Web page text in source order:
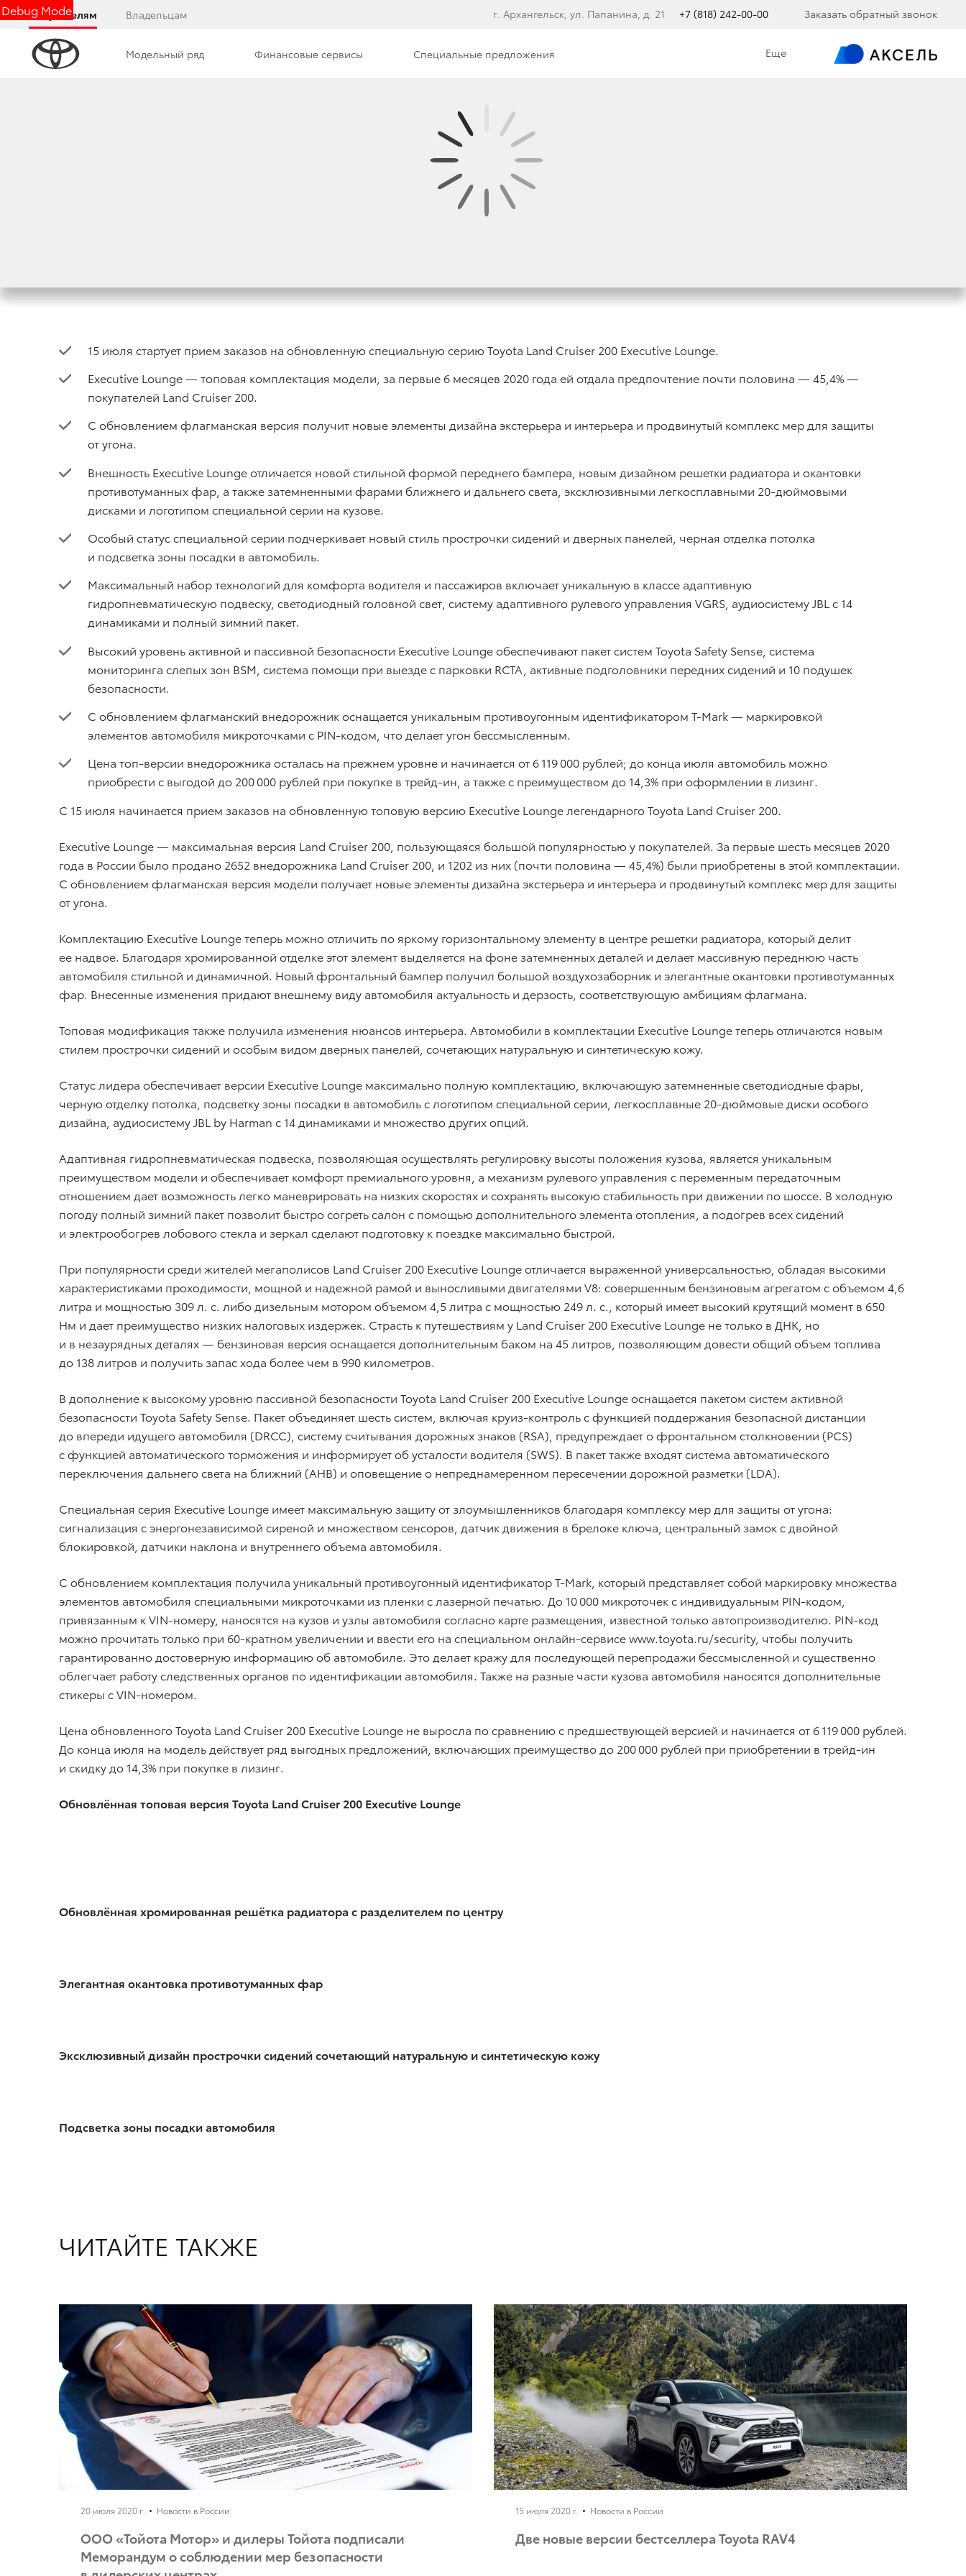
Debug Mode
Покупателям Владельцам г. Архангельск, ул. Папанина, д. 21 +7 (818) 242-00-00 Заказать обратный звонок
Модельный ряд Финансовые сервисы Специальные предложения Еще
ОБНОВЛЕННАЯ ВЕРСИЯ TOYOTA LAND CRUISER 200
15 июля стартует прием заказов на обновленную специальную серию Toyota Land Cruiser 200 Executive Lounge.
Executive Lounge — топовая комплектация модели, за первые 6 месяцев 2020 года ей отдала предпочтение почти половина — 45,4% —
покупателей Land Cruiser 200.
С обновлением флагманская версия получит новые элементы дизайна экстерьера и интерьера и продвинутый комплекс мер для защиты
от угона.
Внешность Executive Lounge отличается новой стильной формой переднего бампера, новым дизайном решетки радиатора и окантовки
противотуманных фар, а также затемненными фарами ближнего и дальнего света, эксклюзивными легкосплавными 20-дюймовыми
дисками и логотипом специальной серии на кузове.
Особый статус специальной серии подчеркивает новый стиль прострочки сидений и дверных панелей, черная отделка потолка
и подсветка зоны посадки в автомобиль.
Максимальный набор технологий для комфорта водителя и пассажиров включает уникальную в классе адаптивную
гидропневматическую подвеску, светодиодный головной свет, систему адаптивного рулевого управления VGRS, аудиосистему JBL с 14
динамиками и полный зимний пакет.
Высокий уровень активной и пассивной безопасности Executive Lounge обеспечивают пакет систем Toyota Safety Sense, система
мониторинга слепых зон BSM, система помощи при выезде с парковки RCTA, активные подголовники передних сидений и 10 подушек
безопасности.
С обновлением флагманский внедорожник оснащается уникальным противоугонным идентификатором T-Mark — маркировкой
элементов автомобиля микроточками с PIN-кодом, что делает угон бессмысленным.
Цена топ-версии внедорожника осталась на прежнем уровне и начинается от 6 119 000 рублей; до конца июля автомобиль можно
приобрести с выгодой до 200 000 рублей при покупке в трейд-ин, а также с преимуществом до 14,3% при оформлении в лизинг.
C 15 июля начинается прием заказов на обновленную топовую версию Executive Lounge легендарного Toyota Land Cruiser 200.
Executive Lounge — максимальная версия Land Cruiser 200, пользующаяся большой популярностью у покупателей. За первые шесть месяцев 2020
года в России было продано 2652 внедорожника Land Cruiser 200, и 1202 из них (почти половина — 45,4%) были приобретены в этой комплектации.
С обновлением флагманская версия модели получает новые элементы дизайна экстерьера и интерьера и продвинутый комплекс мер для защиты
от угона.
Комплектацию Executive Lounge теперь можно отличить по яркому горизонтальному элементу в центре решетки радиатора, который делит
ее надвое. Благодаря хромированной отделке этот элемент выделяется на фоне затемненных деталей и делает массивную переднюю часть
автомобиля стильной и динамичной. Новый фронтальный бампер получил большой воздухозаборник и элегантные окантовки противотуманных
фар. Внесенные изменения придают внешнему виду автомобиля актуальность и дерзость, соответствующую амбициям флагмана.
Топовая модификация также получила изменения нюансов интерьера. Автомобили в комплектации Executive Lounge теперь отличаются новым
стилем прострочки сидений и особым видом дверных панелей, сочетающих натуральную и синтетическую кожу.
Статус лидера обеспечивает версии Executive Lounge максимально полную комплектацию, включающую затемненные светодиодные фары,
черную отделку потолка, подсветку зоны посадки в автомобиль с логотипом специальной серии, легкосплавные 20-дюймовые диски особого
дизайна, аудиосистему JBL by Harman c 14 динамиками и множество других опций.
Адаптивная гидропневматическая подвеска, позволяющая осуществлять регулировку высоты положения кузова, является уникальным
преимуществом модели и обеспечивает комфорт премиального уровня, а механизм рулевого управления с переменным передаточным
отношением дает возможность легко маневрировать на низких скоростях и сохранять высокую стабильность при движении по шоссе. В холодную
погоду полный зимний пакет позволит быстро согреть салон с помощью дополнительного элемента отопления, а подогрев всех сидений
и электрообогрев лобового стекла и зеркал сделают подготовку к поездке максимально быстрой.
При популярности среди жителей мегаполисов Land Cruiser 200 Executive Lounge отличается выраженной универсальностью, обладая высокими
характеристиками проходимости, мощной и надежной рамой и выносливыми двигателями V8: совершенным бензиновым агрегатом с объемом 4,6
литра и мощностью 309 л. с. либо дизельным мотором объемом 4,5 литра с мощностью 249 л. с., который имеет высокий крутящий момент в 650
Нм и дает преимущество низких налоговых издержек. Страсть к путешествиям у Land Cruiser 200 Executive Lounge не только в ДНК, но
и в незаурядных деталях — бензиновая версия оснащается дополнительным баком на 45 литров, позволяющим довести общий объем топлива
до 138 литров и получить запас хода более чем в 990 километров.
В дополнение к высокому уровню пассивной безопасности Toyota Land Cruiser 200 Executive Lounge оснащается пакетом систем активной
безопасности Toyota Safety Sense. Пакет объединяет шесть систем, включая круиз-контроль с функцией поддержания безопасной дистанции
до впереди идущего автомобиля (DRCC), систему считывания дорожных знаков (RSA), предупреждает о фронтальном столкновении (PCS)
с функцией автоматического торможения и информирует об усталости водителя (SWS). В пакет также входят система автоматического
переключения дальнего света на ближний (AHB) и оповещение о непреднамеренном пересечении дорожной разметки (LDA).
Специальная серия Executive Lounge имеет максимальную защиту от злоумышленников благодаря комплексу мер для защиты от угона:
сигнализация с энергонезависимой сиреной и множеством сенсоров, датчик движения в брелоке ключа, центральный замок с двойной
блокировкой, датчики наклона и внутреннего объема автомобиля.
С обновлением комплектация получила уникальный противоугонный идентификатор T-Mark, который представляет собой маркировку множества
элементов автомобиля специальными микроточками из пленки с лазерной печатью. До 10 000 микроточек с индивидуальным PIN-кодом,
привязанным к VIN-номеру, наносятся на кузов и узлы автомобиля согласно карте размещения, известной только автопроизводителю. PIN-код
можно прочитать только при 60-кратном увеличении и ввести его на специальном онлайн-сервисе www.toyota.ru/security, чтобы получить
гарантированно достоверную информацию об автомобиле. Это делает кражу для последующей перепродажи бессмысленной и существенно
облегчает работу следственных органов по идентификации автомобиля. Также на разные части кузова автомобиля наносятся дополнительные
стикеры с VIN-номером.
Цена обновленного Toyota Land Cruiser 200 Executive Lounge не выросла по сравнению с предшествующей версией и начинается от 6 119 000 рублей.
До конца июля на модель действует ряд выгодных предложений, включающих преимущество до 200 000 рублей при приобретении в трейд-ин
и скидку до 14,3% при покупке в лизинг.
Обновлённая топовая версия Toyota Land Cruiser 200 Executive Lounge
Обновлённая хромированная решётка радиатора с разделителем по центру
Элегантная окантовка противотуманных фар
Эксклюзивный дизайн прострочки сидений сочетающий натуральную и синтетическую кожу
Подсветка зоны посадки автомобиля
ЧИТАЙТЕ ТАКЖЕ
20 июля 2020 г. Новости в России
ООО «Тойота Мотор» и дилеры Тойота подписали
Меморандум о соблюдении мер безопасности
15 июля 2020 г. Новости в России
Две новые версии бестселлера Toyota RAV4